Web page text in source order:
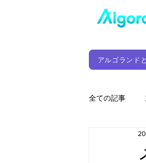
アルゴランド
全ての記事
ウォレット